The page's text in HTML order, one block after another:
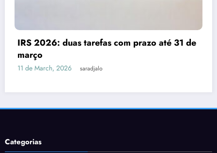
31 de
Despesas dedutíveis em IRS: tudo o
3 de March, 2026
Categorias